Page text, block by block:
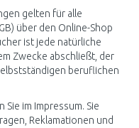
gelten für alle
über den Online-Shop
ist jede natürliche
Zwecke abschließt, der
beruflichen
im Impressum. Sie
Reklamationen und